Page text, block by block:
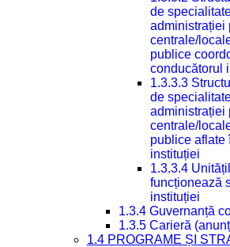
de
administrației
centrale/
publice
conducătorul
1.3.3.3
de
administrației
centrale/
publice aflate
instituției
1.3.3.4
funcționează
instituției
1.3.4 Guvernanță
1.3.5 Carieră
1.4 PROGRAME ȘI